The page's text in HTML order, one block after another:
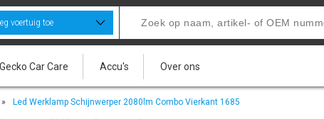
voertuig toe
Gecko Car Care Accu's Over ons
» Led Werklamp Schijnwerper 2080lm Combo Vierkant 1685